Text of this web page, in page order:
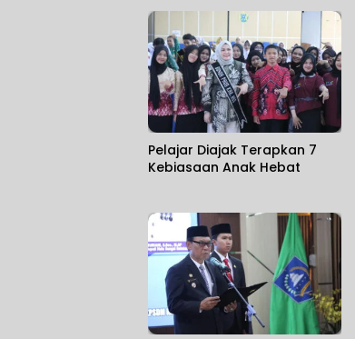
Pelajar Diajak Terapkan 7
Kebiasaan Anak Hebat